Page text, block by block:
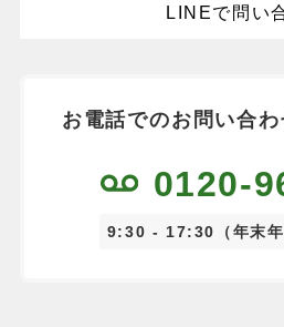
LINEで問い
お電話でのお問い合
0120-
9:30 - 17:30（年末年